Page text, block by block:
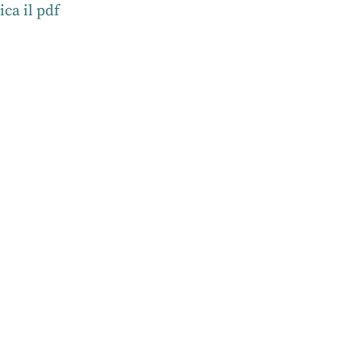
il pdf